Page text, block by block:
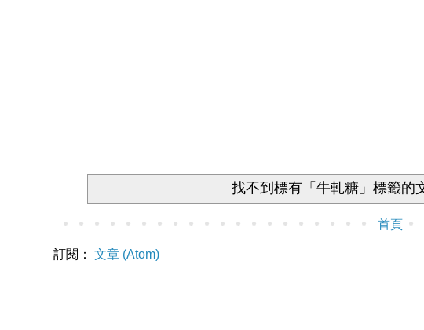
找不到標有「牛軋糖」標籤的
首頁
訂閱： 文章 (Atom)